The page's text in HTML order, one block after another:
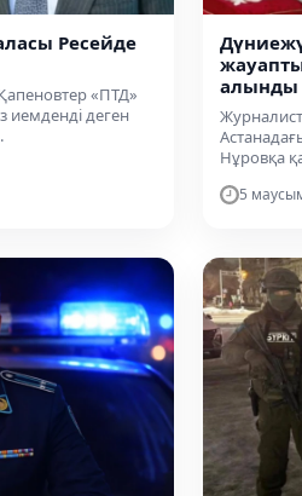
Ресейде
«ПТД»
иемденді деген
алынды
Нұровқа
5